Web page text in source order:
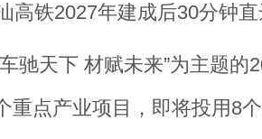
高铁2027年建成后30分钟
驰天下 材赋未来”为主题
重点产业项目，即将投用8